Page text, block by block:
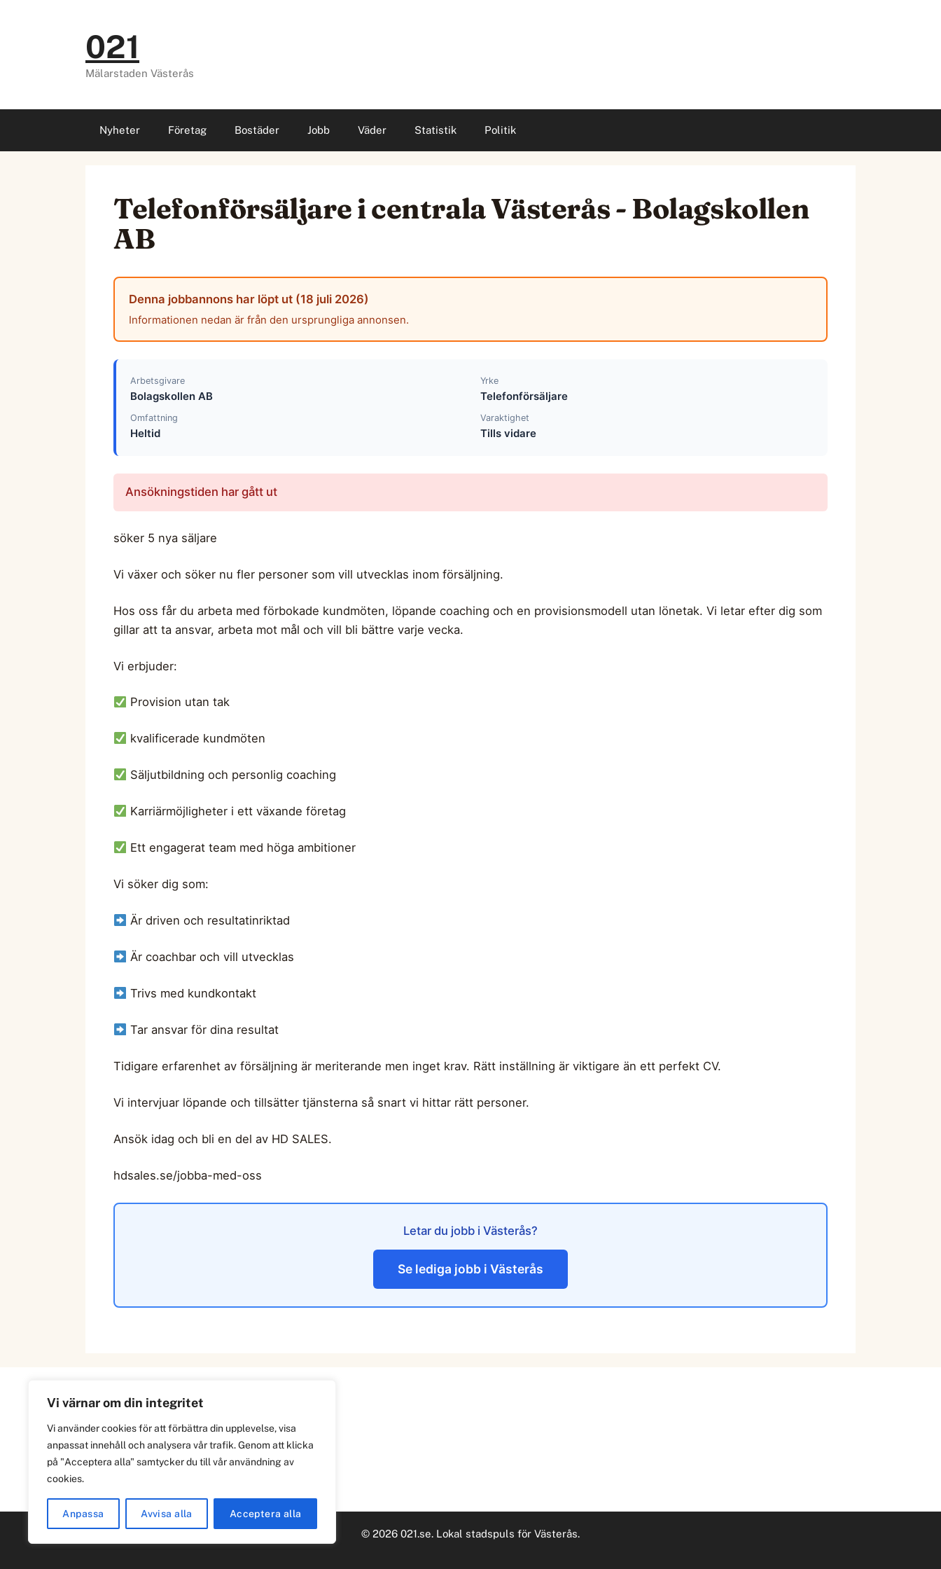
Vi värnar om din integritet
Vi använder cookies för att förbättra din upplevelse, visa
anpassat innehåll och analysera vår trafik. Genom att klicka
på "Acceptera alla" samtycker du till vår användning av
cookies.
Anpassa Avvisa alla Acceptera alla
021
Mälarstaden Västerås
Nyheter Företag Bostäder Jobb Väder Statistik Politik
Telefonförsäljare i centrala Västerås - Bolagskollen
AB
Denna jobbannons har löpt ut (18 juli 2026)
Informationen nedan är från den ursprungliga annonsen.
Arbetsgivare
Bolagskollen AB
Yrke
Telefonförsäljare
Omfattning
Heltid
Varaktighet
Tills vidare
Ansökningstiden har gått ut
söker 5 nya säljare
Vi växer och söker nu fler personer som vill utvecklas inom försäljning.
Hos oss får du arbeta med förbokade kundmöten, löpande coaching och en provisionsmodell utan lönetak. Vi letar efter dig som
gillar att ta ansvar, arbeta mot mål och vill bli bättre varje vecka.
Vi erbjuder:
Provision utan tak
kvalificerade kundmöten
Säljutbildning och personlig coaching
Karriärmöjligheter i ett växande företag
Ett engagerat team med höga ambitioner
Vi söker dig som:
Är driven och resultatinriktad
Är coachbar och vill utvecklas
Trivs med kundkontakt
Tar ansvar för dina resultat
Tidigare erfarenhet av försäljning är meriterande men inget krav. Rätt inställning är viktigare än ett perfekt CV.
Vi intervjuar löpande och tillsätter tjänsterna så snart vi hittar rätt personer.
Ansök idag och bli en del av HD SALES.
hdsales.se/jobba-med-oss
Letar du jobb i Västerås?
Se lediga jobb i Västerås
Information
Om
Integritetspolicy
© 2026 021.se. Lokal stadspuls för Västerås.